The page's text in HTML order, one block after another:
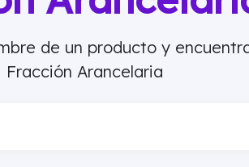
de un producto y
Fracción Arancelaria